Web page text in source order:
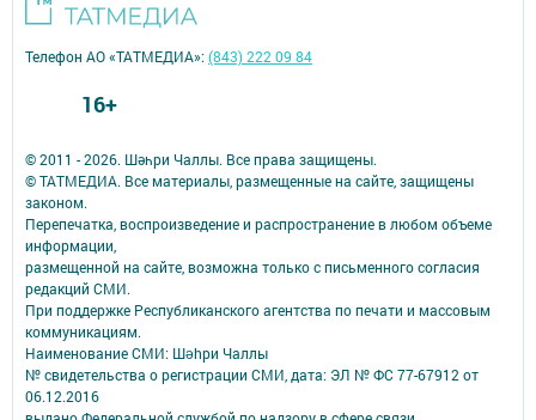
© 2011 - 2026. Шәһри Чаллы. Все права защищены.
© ТАТМЕДИА. Все материалы, размещенные на сайте, защищены
законом.
Перепечатка, воспроизведение и распространение в любом объеме
информации,
размещенной на сайте, возможна только с письменного согласия
редакций СМИ.
При поддержке Республиканского агентства по печати и массовым
коммуникациям.
Наименование СМИ: Шəhри Чаллы
№ свидетельства о регистрации СМИ, дата: ЭЛ № ФС 77-67912 от
06.12.2016
Телефон АО «ТАТМЕДИА»:(843) 222 09 84
16+